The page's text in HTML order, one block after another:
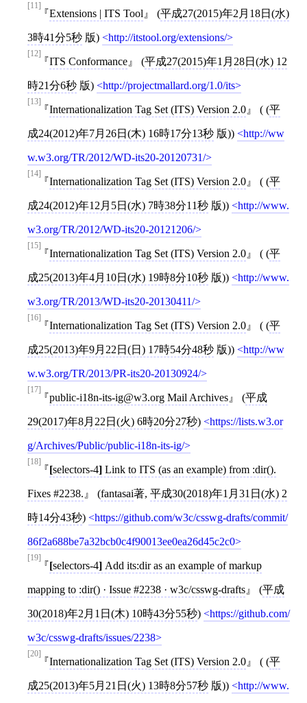
[11]
Extensions | ITS Tool (平成27(2015)年2月18日(水)
3時41分5秒 版) http://itstool.org/extensions/
[12]
ITS Conformance (平成27(2015)年1月28日(水) 12
時21分6秒 版) http://projectmallard.org/1.0/its
[13]
Internationalization Tag Set (ITS) Version 2.0 ( (平
成24(2012)年7月26日(木) 16時17分13秒 版)) http://ww
w.w3.org/TR/2012/WD-its20-20120731/
[14]
Internationalization Tag Set (ITS) Version 2.0 ( (平
成24(2012)年12月5日(水) 7時38分11秒 版)) http://www.
w3.org/TR/2012/WD-its20-20121206/
[15]
Internationalization Tag Set (ITS) Version 2.0 ( (平
成25(2013)年4月10日(水) 19時8分10秒 版)) http://www.
w3.org/TR/2013/WD-its20-20130411/
[16]
Internationalization Tag Set (ITS) Version 2.0 ( (平
成25(2013)年9月22日(日) 17時54分48秒 版)) http://ww
w.w3.org/TR/2013/PR-its20-20130924/
[17]
public-i18n-its-ig@w3.org Mail Archives (平成
29(2017)年8月22日(火) 6時20分27秒) https://lists.w3.or
g/Archives/Public/public-i18n-its-ig/
[18]
[selectors-4] Link to ITS (as an example) from :dir().
Fixes #2238. (fantasai著, 平成30(2018)年1月31日(水) 2
時14分43秒) https://github.com/w3c/csswg-drafts/commit/
86f2a688be7a32bcb0c4f90013ee0ea26d45c2c0
[19]
[selectors-4] Add its:dir as an example of markup
mapping to :dir() · Issue #2238 · w3c/csswg-drafts (平成
30(2018)年2月1日(木) 10時43分55秒) https://github.com/
w3c/csswg-drafts/issues/2238
[20]
Internationalization Tag Set (ITS) Version 2.0 ( (平
成25(2013)年5月21日(火) 13時8分57秒 版)) http://www.